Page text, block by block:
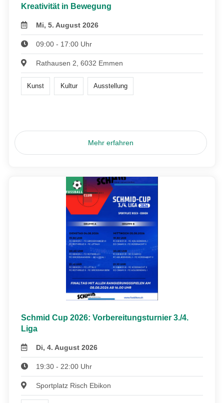
Kreativität in Bewegung
Mi, 5. August 2026
09:00 - 17:00 Uhr
Rathausen 2, 6032 Emmen
Kunst Kultur Ausstellung
Mehr erfahren
Schmid Cup 2026: Vorbereitungsturnier 3./4.
Liga
Di, 4. August 2026
19:30 - 22:00 Uhr
Sportplatz Risch Ebikon